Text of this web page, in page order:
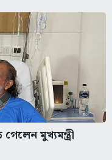
মুখ্যমন্ত্রী